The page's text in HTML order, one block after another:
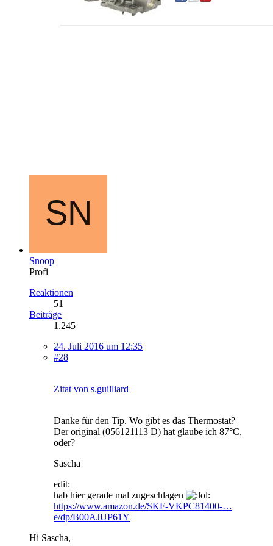
Snoop
Profi
Reaktionen
51
Beiträge
1.245
24. Juli 2016 um 12:35
#28
Zitat von s.guilliard
Danke für den Tip. Wo gibt es das Thermostat?
Der original (056121113 D) hat glaube ich 87°C,
oder?
Sascha
edit:
hab hier gerade mal zugeschlagen
https://www.amazon.de/SKF-VKPC81400-…
e/dp/B00AJUP61Y
Hi Sascha,